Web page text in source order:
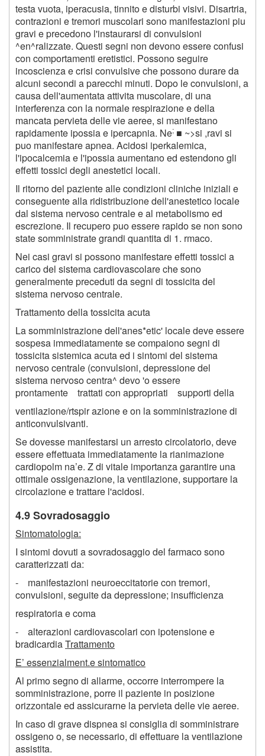
testa vuota, iperacusia, tinnito e disturbi visivi. Disartria,
contrazioni e tremori muscolari sono manifestazioni piu
gravi e precedono l'instaurarsi di convulsioni
^en^ralizzate. Questi segni non devono essere confusi
con comportamenti eretistici. Possono seguire
incoscienza e crisi convulsive che possono durare da
alcuni secondi a parecchi minuti. Dopo le convulsioni, a
causa dell'aumentata attivita muscolare, di una
interferenza con la normale respirazione e della
mancata pervieta delle vie aeree, si manifestano
rapidamente ipossia e ipercapnia. Ne; ■ ~>si ,ravi si
puo manifestare apnea. Acidosi iperkalemica,
l'ipocalcemia e l'ipossia aumentano ed estendono gli
effetti tossici degli anestetici locali.
Il ritorno del paziente alle condizioni cliniche iniziali e
conseguente alla ridistribuzione dell'anestetico locale
dal sistema nervoso centrale e al metabolismo ed
escrezione. Il recupero puo essere rapido se non sono
state somministrate grandi quantita di 1. rmaco.
Nei casi gravi si possono manifestare effetti tossici a
carico del sistema cardiovascolare che sono
generalmente preceduti da segni di tossicita del
sistema nervoso centrale.
Trattamento della tossicita acuta
La somministrazione dell'anes*etic' locale deve essere
sospesa immediatamente se compaiono segni di
tossicita sistemica acuta ed i sintomi del sistema
nervoso centrale (convulsioni, depressione del
sistema nervoso centra^ devo 'o essere
prontamente trattati con appropriati supporti della
ventilazione/rtspir azione e on la somministrazione di
anticonvulsivanti.
Se dovesse manifestarsi un arresto circolatorio, deve
essere effettuata immediatamente la rianimazione
cardiopolm na’e. Z di vitale importanza garantire una
ottimale ossigenazione, la ventilazione, supportare la
circolazione e trattare l'acidosi.
4.9 Sovradosaggio
Sintomatologia:
I sintomi dovuti a sovradosaggio del farmaco sono
caratterizzati da:
- manifestazioni neuroeccitatorie con tremori,
convulsioni, seguite da depressione; insufficienza
respiratoria e coma
- alterazioni cardiovascolari con ipotensione e
bradicardiaTrattamento
E’ essenzialment.e sintomatico
Al primo segno di allarme, occorre interrompere la
somministrazione, porre il paziente in posizione
orizzontale ed assicurarne la pervieta delle vie aeree.
In caso di grave dispnea si consiglia di somministrare
ossigeno o, se necessario, di effettuare la ventilazione
assistita.